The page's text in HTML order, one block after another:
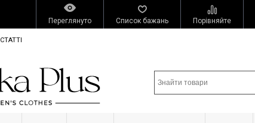
Переглянуто Список бажань Порівняйте
СТАТТІ